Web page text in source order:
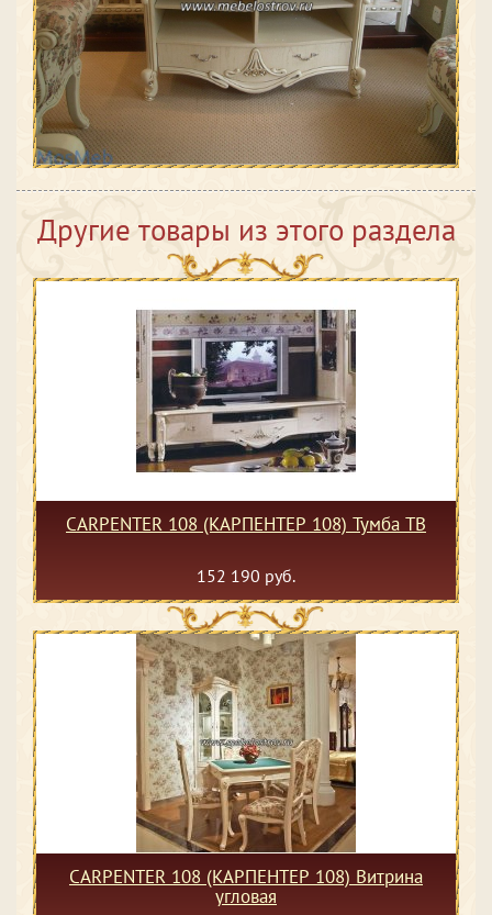
Другие товары из этого раздела
CARPENTER 108 (КАРПЕНТЕР 108) Тумба ТВ
152 190 руб.
CARPENTER 108 (КАРПЕНТЕР 108) Витрина
угловая